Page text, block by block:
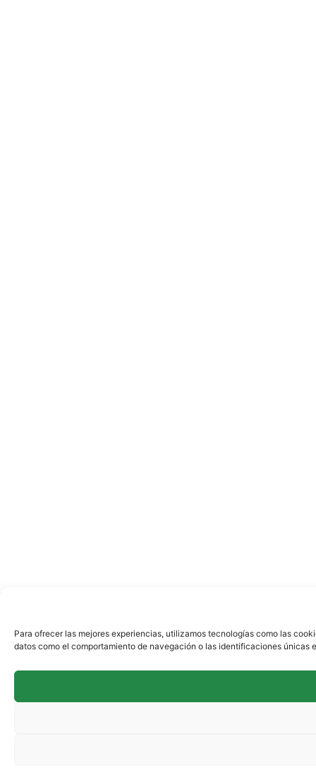
Para ofrecer las mejores experiencias, utilizamos tecnologías como las
datos como el comportamiento de navegación o las identificaciones